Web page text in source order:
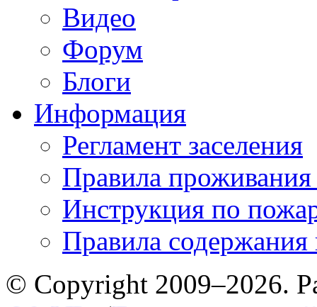
Видео
Форум
Блоги
Информация
Регламент заселения
Правила
Инструкция по
Правила
© Copyright 2009–2026.